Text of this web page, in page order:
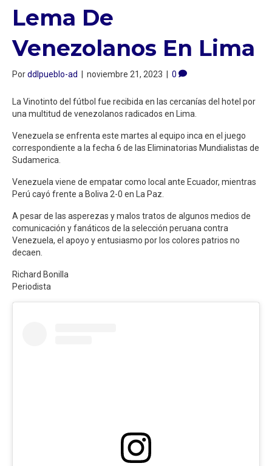
Lema De
Venezolanos En Lima
Porddlpueblo-ad | noviembre 21, 2023 | 0
La Vinotinto del fútbol fue recibida en las cercanías del hotel por
una multitud de venezolanos radicados en Lima.
Venezuela se enfrenta este martes al equipo inca en el juego
correspondiente a la fecha 6 de las Eliminatorias Mundialistas de
Sudamerica.
Venezuela viene de empatar como local ante Ecuador, mientras
Perú cayó frente a Boliva 2-0 en La Paz.
A pesar de las asperezas y malos tratos de algunos medios de
comunicación y fanáticos de la selección peruana contra
Venezuela, el apoyo y entusiasmo por los colores patrios no
decaen.
Richard Bonilla
Periodista